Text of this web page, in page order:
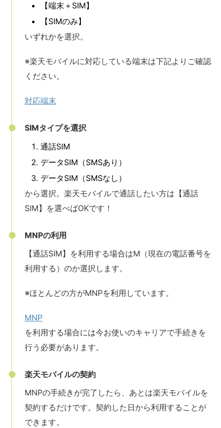
【端末＋SIM】
【SIMのみ】
いずれかを選択。
※楽天モバイルに対応している端末は下記よりご確認
ください。
対応端末
SIMタイプを選択
通話SIM
データSIM（SMSあり）
データSIM（SMSなし）
から選択。楽天モバイルで通話したい方は【通話
SIM】を選べばOKです！
MNPの利用
【通話SIM】を利用する場合はM（現在の電話番号を
利用する）のか選択します。
※ほとんどの方がMNPを利用しています。
MNP
を利用する場合には今お使いのキャリアで手続きを
行う必要があります。
楽天モバイルの契約
MNPの手続きが完了したら、あとは楽天モバイルを
契約するだけです。契約した日から利用することが
できます。